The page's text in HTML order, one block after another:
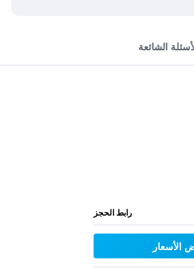
الشائعة
رابط الحجز
الأسعار